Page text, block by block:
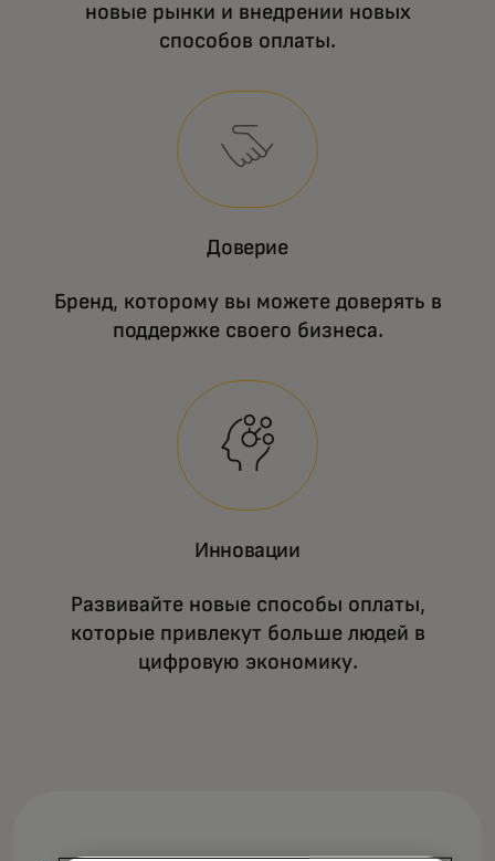
новые рынки и внедрении новых
способов оплаты.
Доверие
Бренд, которому вы можете доверять в
поддержке своего бизнеса.
Инновации
Развивайте новые способы оплаты,
которые привлекут больше людей в
цифровую экономику.